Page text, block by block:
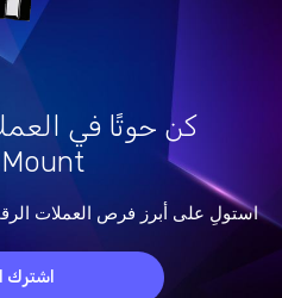
كن حوتًا في
استولِ على أبرز فرص العملات
اشترك